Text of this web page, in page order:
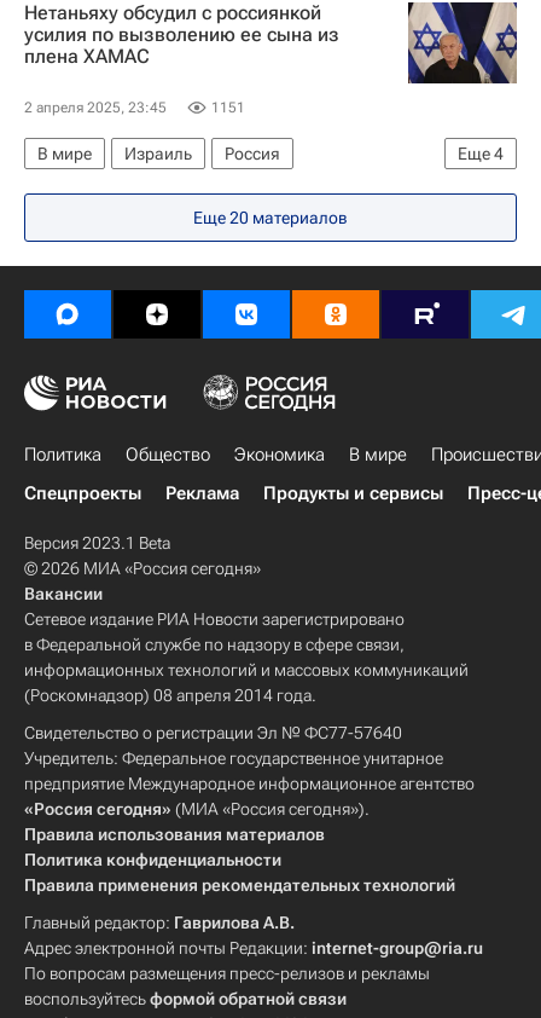
Мария Захарова
ХАМАС
Нетаньяху обсудил с россиянкой
усилия по вызволению ее сына из
плена ХАМАС
2 апреля 2025, 23:45 1151
Еще4
В мире Израиль
Россия
Биньямин Нетаньяху
ХАМАС
Обострение палестино-израильского конфликта
Сектор Газа
Еще20 материалов
Политика Общество Экономика В мире
Спецпроекты
Реклама Продукты и сервисы Пресс-
Версия 2023.1 Beta
© 2026 МИА «Россия сегодня»
Вакансии
Сетевое издание РИА Новости зарегистрировано
в Федеральной службе по надзору в сфере связи,
информационных технологий и массовых коммуникаций
(Роскомнадзор) 08 апреля 2014 года.
Свидетельство о регистрации Эл № ФС77-57640
Учредитель: Федеральное государственное унитарное
предприятие Международное информационное агентство
«Россия сегодня» (МИА «Россия сегодня»).
Правила использования материалов
Политика конфиденциальности
Правила применения рекомендательных технологий
Главный редактор: Гаврилова А.В.
Адрес электронной почты Редакции: internet-group@ria.ru
По вопросам размещения пресс-релизов и рекламы
воспользуйтесьформой обратной связи